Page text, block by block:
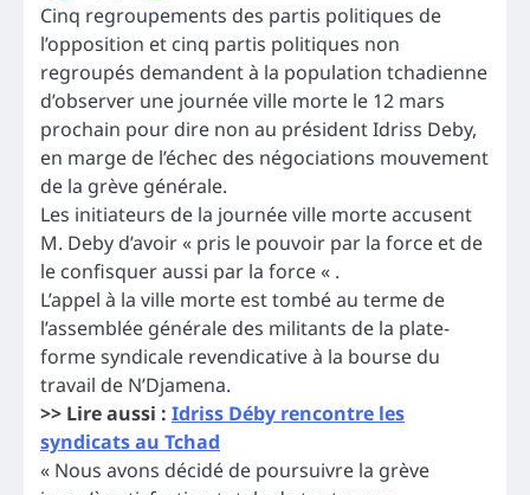
Cinq regroupements des partis politiques de
l’opposition et cinq partis politiques non
regroupés demandent à la population tchadienne
d’observer une journée ville morte le 12 mars
prochain pour dire non au président Idriss Deby,
en marge de l’échec des négociations mouvement
de la grève générale.
Les initiateurs de la journée ville morte accusent
M. Deby d’avoir « pris le pouvoir par la force et de
le confisquer aussi par la force « .
L’appel à la ville morte est tombé au terme de
l’assemblée générale des militants de la plate-
forme syndicale revendicative à la bourse du
travail de N’Djamena.
>> Lire aussi : Idriss Déby rencontre les
syndicats au Tchad
« Nous avons décidé de poursuivre la grève